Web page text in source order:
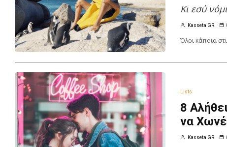
Kι εσύ
Kasseta GR
Όλοι κάποια
Lists
8
να
Kasseta GR